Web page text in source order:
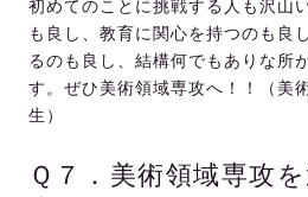
初めてのことに挑戦する人も沢山
も良し、教育に関心を持つのも良
るのも良し、結構何でもありな所
す。ぜひ美術領域専攻へ！！（美
生）
Ｑ７．美術領域専攻